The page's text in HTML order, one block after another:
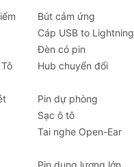
Bút cảm ứng
Cáp USB to Lightning
Đèn có pin
Hub chuyển đổi
Pin dự phòng
Sạc ô tô
Tai nghe Open-Ear
Pin dung lượng lớn